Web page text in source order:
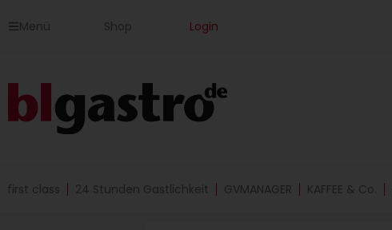
InhaltMenü Shop Login
first class 24 Stunden Gastlichkeit GVMANAGER KAFFEE & Co.